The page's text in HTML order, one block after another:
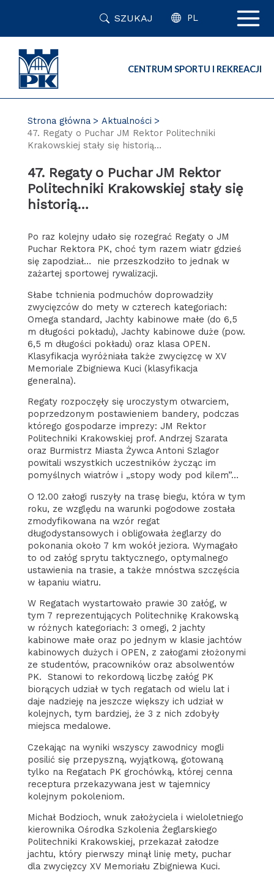
SZUKAJ PL
CENTRUM SPORTU I REKREACJI
Strona główna
Aktualności
47. Regaty o Puchar JM Rektor Politechniki
Krakowskiej stały się historią…
47. Regaty o Puchar JM Rektor
Politechniki Krakowskiej stały się
historią…
Po raz kolejny udało się rozegrać Regaty o JM
Puchar Rektora PK, choć tym razem wiatr gdzieś
się zapodział… nie przeszkodziło to jednak w
zażartej sportowej rywalizacji.
Słabe tchnienia podmuchów doprowadziły
zwycięzców do mety w czterech kategoriach:
Omega standard, Jachty kabinowe małe (do 6,5
m długości pokładu), Jachty kabinowe duże (pow.
6,5 m długości pokładu) oraz klasa OPEN.
Klasyfikacja wyróżniała także zwycięzcę w XV
Memoriale Zbigniewa Kuci (klasyfikacja
generalna).
Regaty rozpoczęły się uroczystym otwarciem,
poprzedzonym postawieniem bandery, podczas
którego gospodarze imprezy: JM Rektor
Politechniki Krakowskiej prof. Andrzej Szarata
oraz Burmistrz Miasta Żywca Antoni Szlagor
powitali wszystkich uczestników życząc im
pomyślnych wiatrów i „stopy wody pod kilem”…
O 12.00 załogi ruszyły na trasę biegu, która w tym
roku, ze względu na warunki pogodowe została
zmodyfikowana na wzór regat
długodystansowych i obligowała żeglarzy do
pokonania około 7 km wokół jeziora. Wymagało
to od załóg sprytu taktycznego, optymalnego
ustawienia na trasie, a także mnóstwa szczęścia
w łapaniu wiatru.
W Regatach wystartowało prawie 30 załóg, w
tym 7 reprezentujących Politechnikę Krakowską
w różnych kategoriach: 3 omegi, 2 jachty
kabinowe małe oraz po jednym w klasie jachtów
kabinowych dużych i OPEN, z załogami złożonymi
ze studentów, pracowników oraz absolwentów
PK. Stanowi to rekordową liczbę załóg PK
biorących udział w tych regatach od wielu lat i
daje nadzieję na jeszcze większy ich udział w
kolejnych, tym bardziej, że 3 z nich zdobyły
miejsca medalowe.
Czekając na wyniki wszyscy zawodnicy mogli
posilić się przepyszną, wyjątkową, gotowaną
tylko na Regatach PK grochówką, której cenna
receptura przekazywana jest w tajemnicy
kolejnym pokoleniom.
Michał Bodzioch, wnuk założyciela i wieloletniego
kierownika Ośrodka Szkolenia Żeglarskiego
Politechniki Krakowskiej, przekazał załodze
jachtu, który pierwszy minął linię mety, puchar
dla zwycięzcy XV Memoriału Zbigniewa Kuci.